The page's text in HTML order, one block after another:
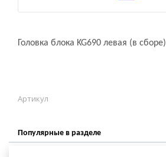
Головка блока KG690 левая (в сборе)
Артикул
Популярные в разделе